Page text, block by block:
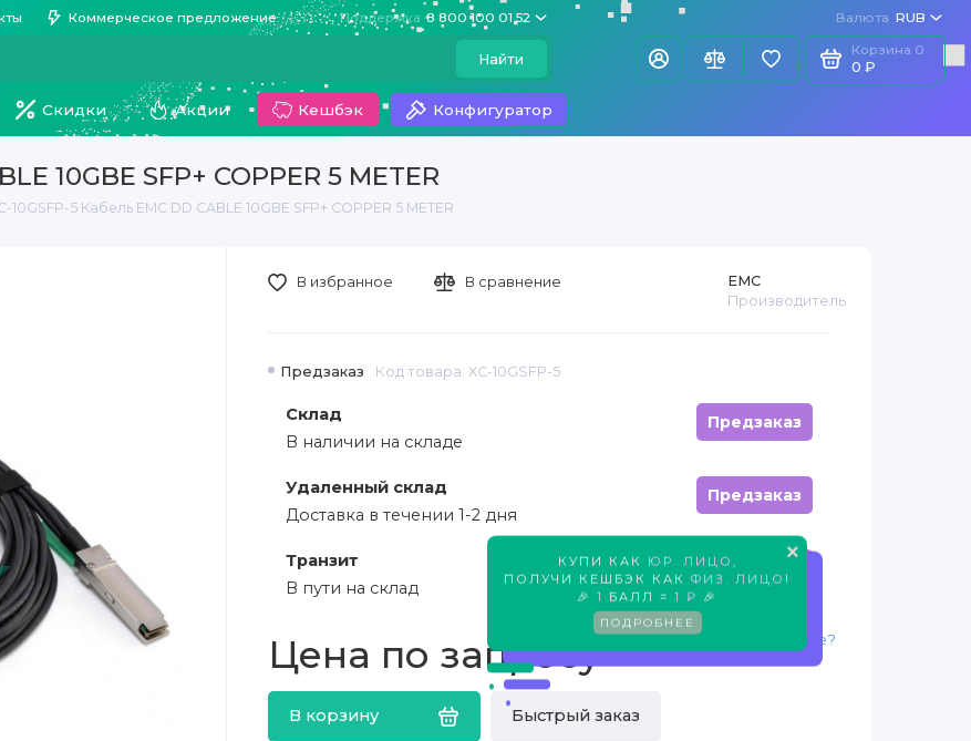
Коммерческое предложение Поддержка 8 800 100 01 52 Валюта RUB
Найти
Корзина 0
0 ₽
Скидки Акции Кешбэк Конфигуратор
10GBE SFP+ COPPER 5 METER
10GSFP-5 Кабель EMC DD CABLE 10GBE SFP+ COPPER 5 METER
×
КУПИ КАК ЮР. ЛИЦО
ПОЛУЧИ КЕШБЭК КАК ФИЗ. ЛИЦО !
🎉 1 БАЛЛ = 1 ₽ 🎉
ПОДРОБНЕЕ
Предзаказ Код товара: XC-10GSFP-5
EMC
Производитель
Склад
Предзаказ
В наличии на складе
Удаленный склад
Предзаказ
Доставка в течении 1-2 дня
Транзит
Предзаказ
В пути на склад
Цена по запросу
В корзину Быстрый заказ
Нашли дешевле?
В избранное В сравнение